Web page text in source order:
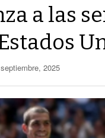
a las
2025